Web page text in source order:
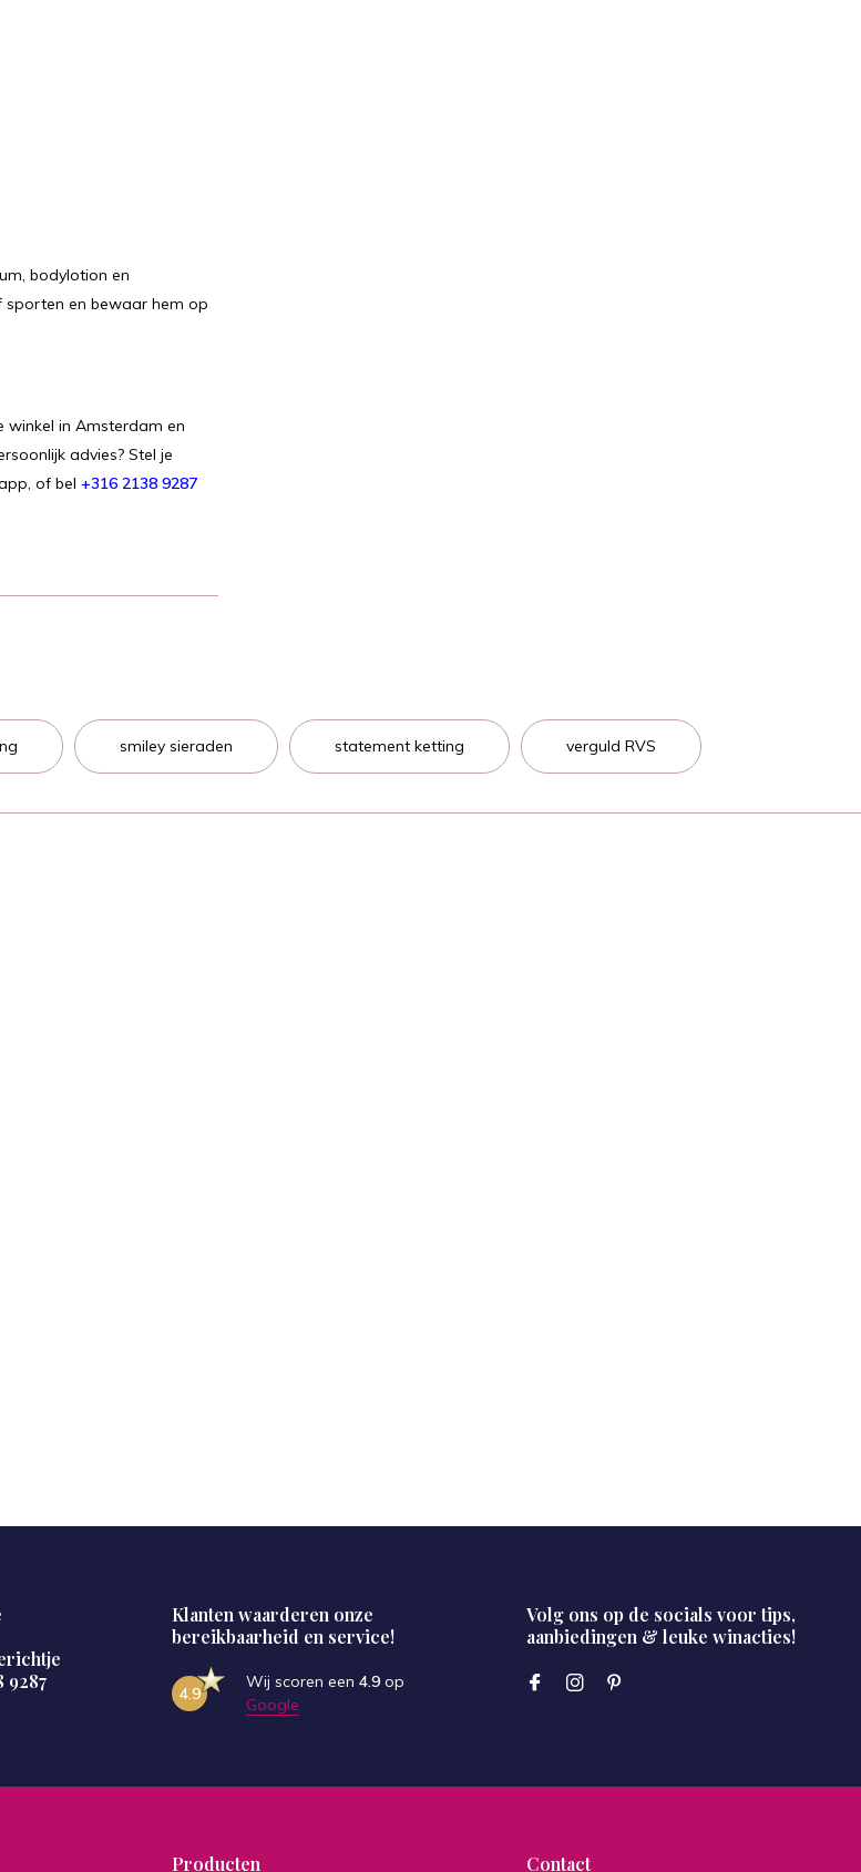
bodylotion en
sporten en bewaar hem op
winkel in Amsterdam en
advies? Stel je
of bel +316 2138 9287
smiley sieraden statement ketting verguld RVS
9287
Klanten waarderen onze
bereikbaarheid en service!
4.9
Wij scoren een 4.9 op
Google
Volg ons op de socials voor tips,
aanbiedingen & leuke winacties!
Producten Contact